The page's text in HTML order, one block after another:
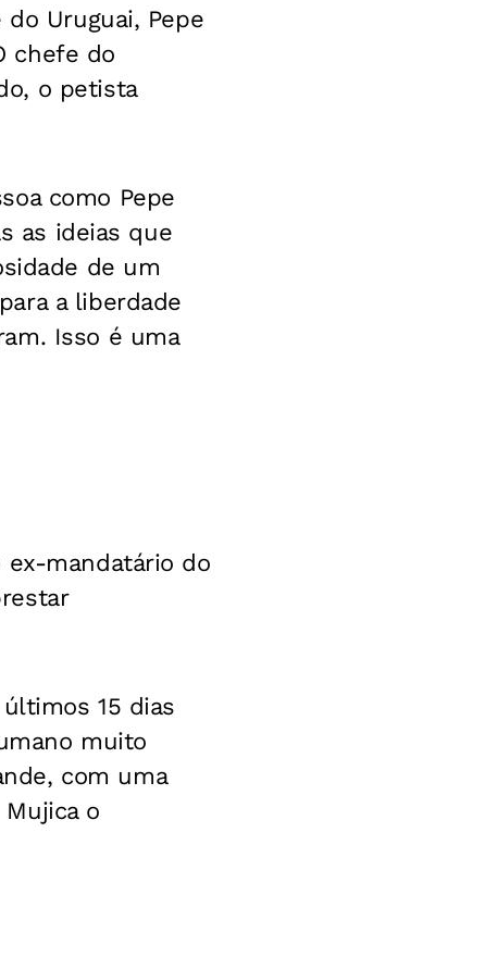
Uruguai, Pepe
chefe do
o petista
como Pepe
as ideias que
de um
a liberdade
Isso é uma
ex-mandatário do
15 dias
muito
com uma
o